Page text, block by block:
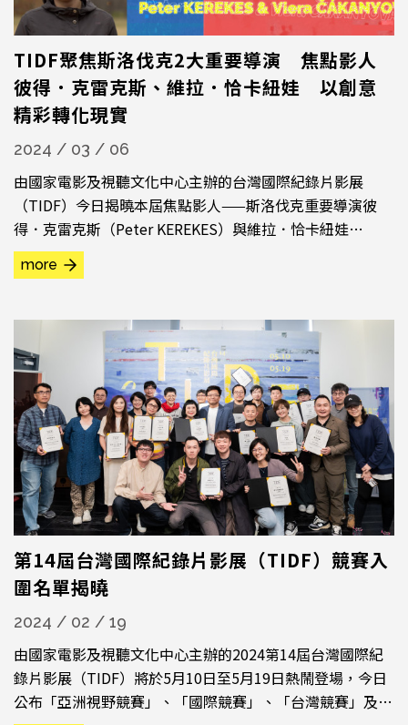
TIDF聚焦斯洛伐克2大重要導演 焦點影人
彼得．克雷克斯、維拉．恰卡紐娃 以創意
精彩轉化現實
2024 / 03 / 06
由國家電影及視聽文化中心主辦的台灣國際紀錄片影展
（TIDF）今日揭曉本屆焦點影人——斯洛伐克重要導演彼
得．克雷克斯（Peter KEREKES）與維拉．恰卡紐娃
（Viera ČÁKANYOVÁ）。兩位風格鮮明創新，創作手法各異
其趣，精彩呈現了以影像轉化國家現實的多重可能。
more
第14屆台灣國際紀錄片影展（TIDF）競賽入
圍名單揭曉
2024 / 02 / 19
由國家電影及視聽文化中心主辦的2024第14屆台灣國際紀
錄片影展（TIDF）將於5月10日至5月19日熱鬧登場，今日
公布「亞洲視野競賽」、「國際競賽」、「台灣競賽」及